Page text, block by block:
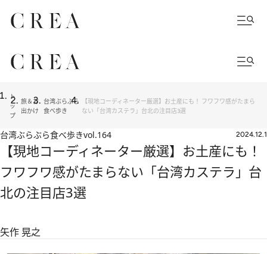
ト
ッ
プ
旅＆お
出かけ
台湾ぶらぶら
食べ歩き
【現地コーディネーター厳選】お土産にも！ フワフワ感がたまら
ない「台湾カステラ」台北の注目店3選
台湾ぶらぶら食べ歩きvol.164 2024.12.1
【現地コーディネーター厳選】お土産にも！
フワフワ感がたまらない「台湾カステラ」台
北の注目店3選
矢作 晃之